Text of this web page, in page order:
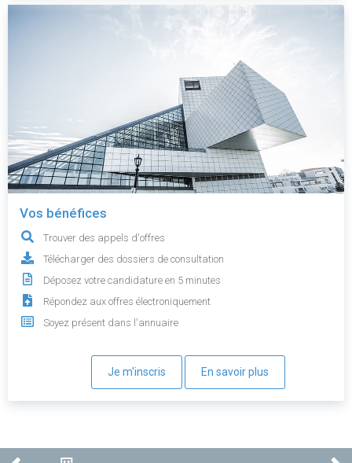
Vos bénéfices
Trouver des appels d'offres
Télécharger des dossiers de consultation
Déposez votre candidature en 5 minutes
Répondez aux offres électroniquement
Soyez présent dans l'annuaire
Je m'inscris En savoir plus